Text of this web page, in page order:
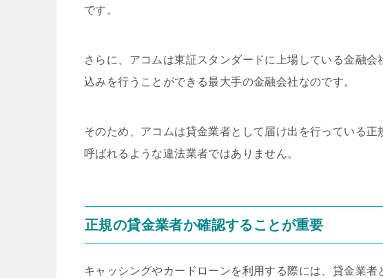
です。
さらに、アコムは東証スタンダードに上場している金融
込みを行うことができる最大手の金融会社なのです。
そのため、アコムは貸金業者として届け出を行っている
呼ばれるような違法業者ではありません。
正規の貸金業者か確認することが重要
キャッシングやカードローンを利用する際には、貸金業